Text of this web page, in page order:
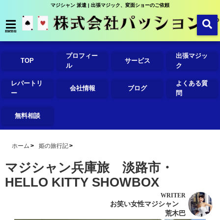
マジシャン 派遣 | 出張マジック、変面ショーのご依頼
menu
TOP
プロフィー
ル
サービス
出張マジッ
ク
レパートリ
ー
会社情報 ブログ
よくある質
問
無料相談
ホーム 姫の旅行記
マジシャン兵庫旅 淡路市・
HELLO KITTY SHOWBOX
WRITER
お笑い女性マジシャン
荒木巴